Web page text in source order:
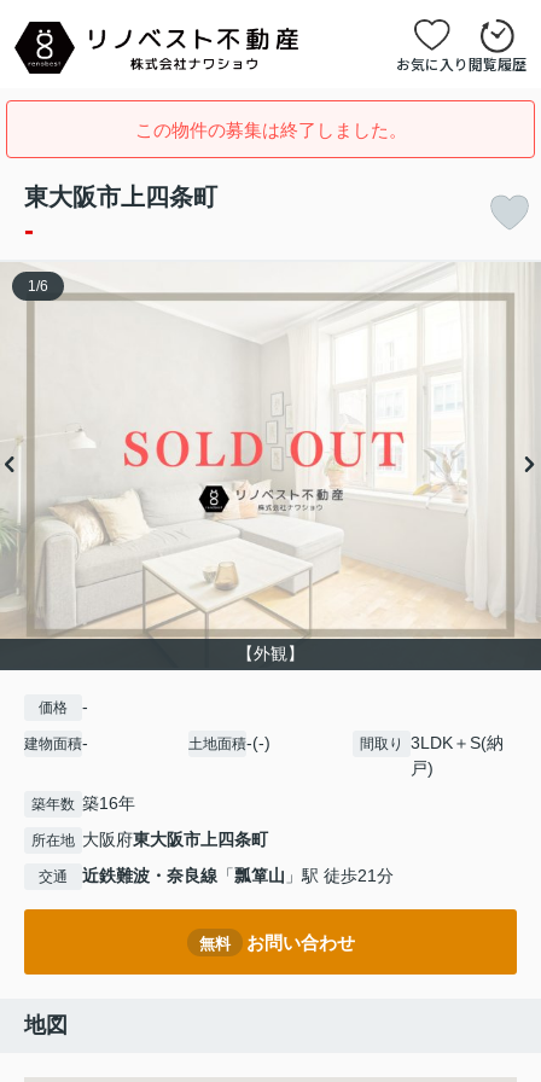
お気に入り閲覧履歴
この物件の募集は終了しました。
東大阪市上四条町
-
【外観】
1 /6
価格 -
建物面積- 土地面積-(-) 間取り
3LDK＋S(納
戸)
築年数 築16年
所在地 大阪府東大阪市 上四条町
交通 近鉄難波・奈良線 「瓢箪山 」駅 徒歩21分
無料 お問い合わせ
地図